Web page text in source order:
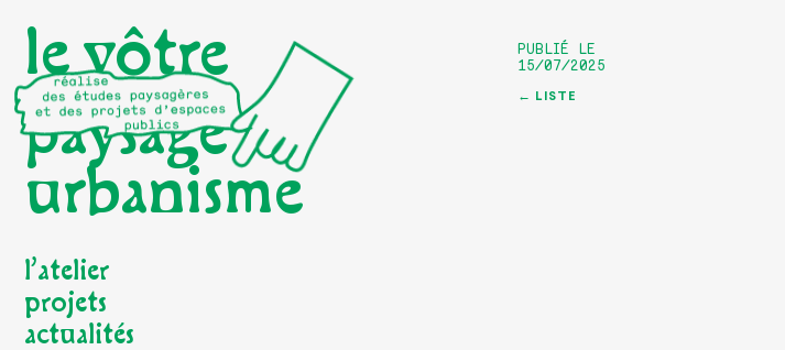
le vôtre
paysage
urbanisme
l’atelier
projets
actualités
PUBLIÉ LE
15/07/2025
← LISTE